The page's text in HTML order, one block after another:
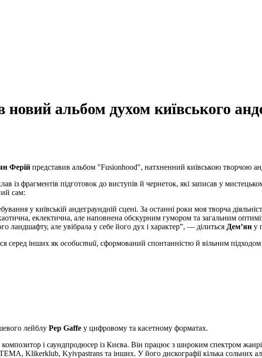
альбом духом київського
Ферій представив альбом "Fusionhood", натхненний київською творчою
із фрагментів підготовок до виступів й чернеток, які записав у
сам:
у київській андеграундній сцені. За останні роки моя творча
еклектична, але наповнена обскурним гумором та загальним
ландшафту, але увібрала у себе його дух і характер”, — ділиться Демʼян у
серед інших як особистий, сформований спонтанністю й вільним
лейблу Pep Gaffe у цифровому та касетному форматах.
і саундпродюсер із Києва. Він працює з широким спектром
Klikerklub, Kyivpastrans та інших. У його дискографії кілька сольних